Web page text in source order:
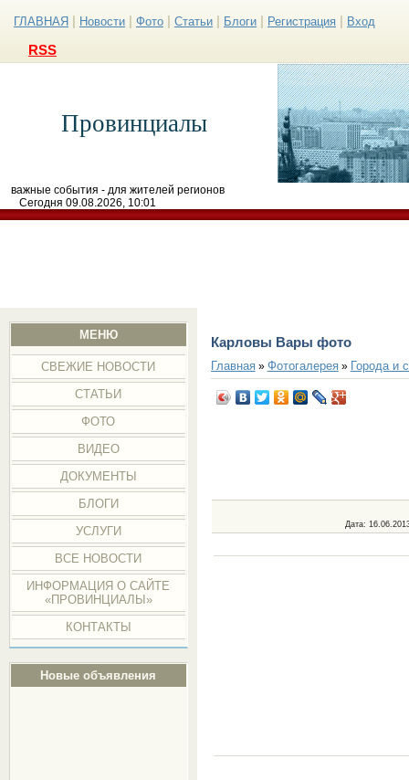
ГЛАВНАЯ Новости Фото Статьи Блоги Регистрация Вход
RSS
Провинциалы
важные события - для жителей регионов
Сегодня 09.08.2026, 10:01
МЕНЮ
СВЕЖИЕ НОВОСТИ
СТАТЬИ
ФОТО
ВИДЕО
ДОКУМЕНТЫ
БЛОГИ
УСЛУГИ
ВСЕ НОВОСТИ
ИНФОРМАЦИЯ О САЙТЕ
«ПРОВИНЦИАЛЫ»
КОНТАКТЫ
Новые объявления
Карловы Вары фото
Главная» Фотогалерея» Города и
Дата: